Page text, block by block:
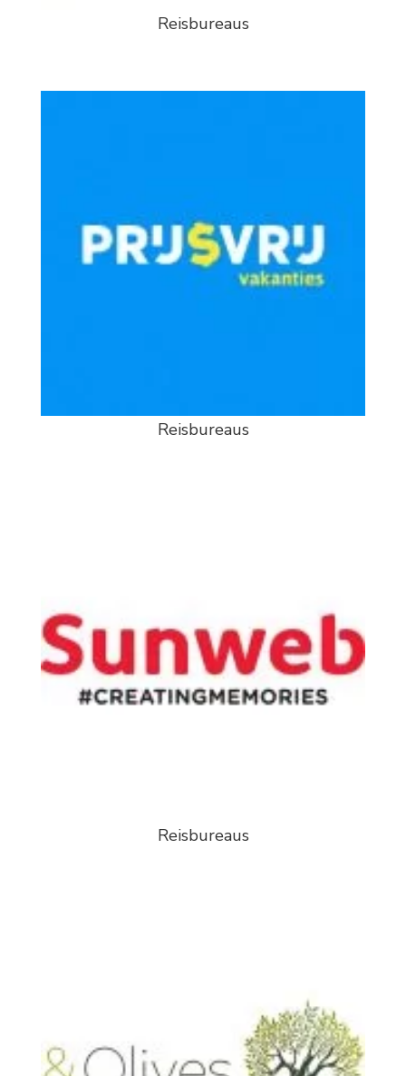
Reisbureaus
Reisbureaus
Reisbureaus